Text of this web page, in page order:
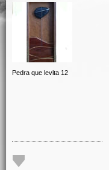
Pedra que levita 12